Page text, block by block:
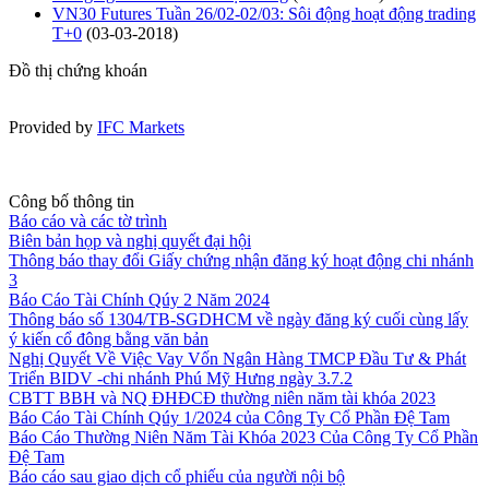
VN30 Futures Tuần 26/02-02/03: Sôi động hoạt động trading
T+0 (03-03-2018)
Đồ thị chứng khoán
Provided by IFC Markets
Công bố thông tin
Báo cáo và các tờ trình
Biên bản họp và nghị quyết đại hội
Thông báo thay đổi Giấy chứng nhận đăng ký hoạt động chi nhánh
3
Báo Cáo Tài Chính Qúy 2 Năm 2024
Thông báo số 1304/TB-SGDHCM về ngày đăng ký cuối cùng lấy
ý kiến cổ đông bằng văn bản
Nghị Quyết Về Việc Vay Vốn Ngân Hàng TMCP Đầu Tư & Phát
Triển BIDV -chi nhánh Phú Mỹ Hưng ngày 3.7.2
CBTT BBH và NQ ĐHĐCĐ thường niên năm tài khóa 2023
Báo Cáo Tài Chính Qúy 1/2024 của Công Ty Cổ Phần Đệ Tam
Báo Cáo Thường Niên Năm Tài Khóa 2023 Của Công Ty Cổ Phần
Đệ Tam
Báo cáo sau giao dịch cổ phiếu của người nội bộ